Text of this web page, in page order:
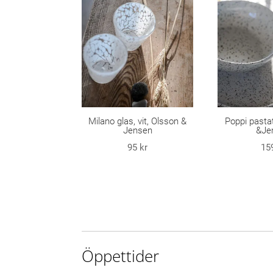
Milano glas, vit, Olsson &
Jensen
95 kr
Poppi
Öppettider